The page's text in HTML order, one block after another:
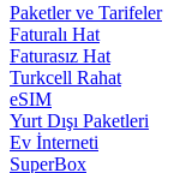
Paketler ve Tarifeler
Faturalı Hat
Faturasız Hat
Turkcell Rahat
eSIM
Yurt Dışı Paketleri
Ev İnterneti
SuperBox